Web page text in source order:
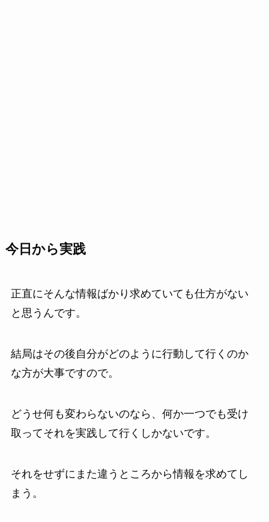
今日から実践
正直にそんな情報ばかり求めていても仕方がない
と思うんです。
結局はその後自分がどのように行動して行くのか
な方が大事ですので。
どうせ何も変わらないのなら、何か一つでも受け
取ってそれを実践して行くしかないです。
それをせずにまた違うところから情報を求めてし
まう。